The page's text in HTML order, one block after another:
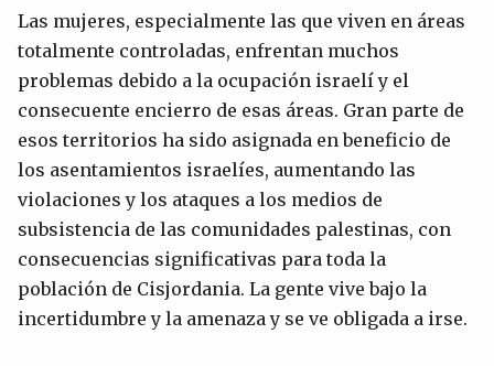
Las mujeres, especialmente las que viven en áreas
totalmente controladas, enfrentan muchos
problemas debido a la ocupación israelí y el
consecuente encierro de esas áreas. Gran parte de
esos territorios ha sido asignada en beneficio de
los asentamientos israelíes, aumentando las
violaciones y los ataques a los medios de
subsistencia de las comunidades palestinas, con
consecuencias significativas para toda la
población de Cisjordania. La gente vive bajo la
incertidumbre y la amenaza y se ve obligada a irse.